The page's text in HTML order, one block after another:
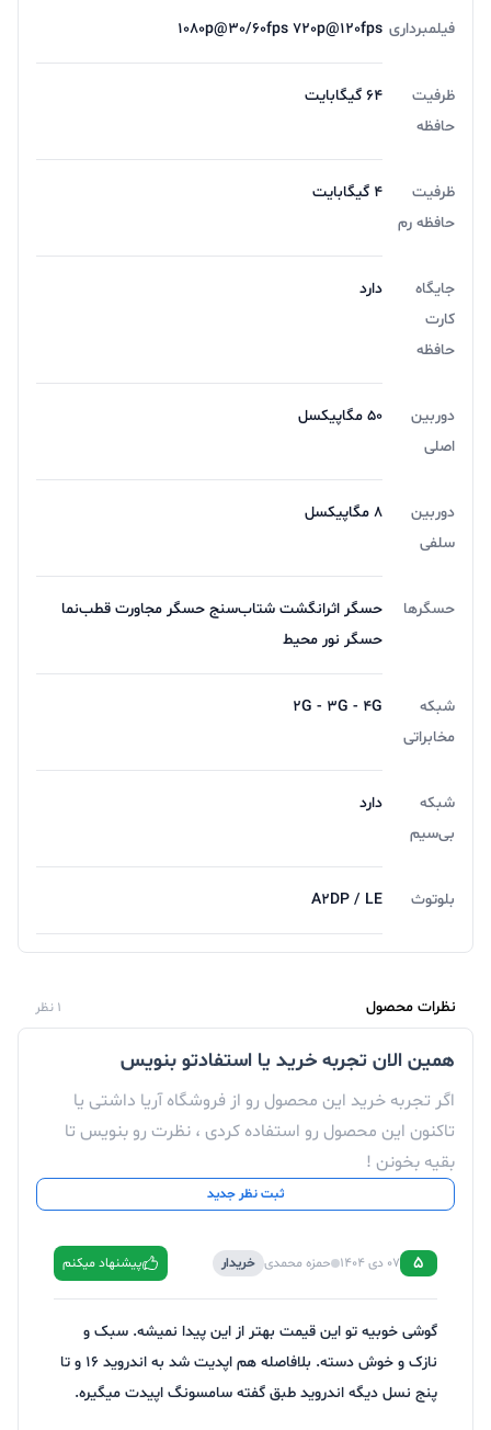
فیلمبرداری 1080p@30/60fps 720p@120fps
ظرفیت
حافظه
64 گیگابایت
ظرفیت
حافظه رم
4 گیگابایت
جایگاه
کارت
حافظه
دارد
دوربین
اصلی
۵۰ مگاپیکسل
دوربین
سلفی
8 مگاپیکسل
حسگرها
حسگر اثرانگشت شتاب‌سنج حسگر مجاورت قطب‌نما
حسگر نور محیط
شبکه
مخابراتی
2G - 3G - 4G
شبکه
بی‌سیم
دارد
بلوتوث A۲DP / LE
نظرات محصول 1 نظر
همین الان تجربه خرید یا استفادتو بنویس
اگر تجربه خرید این محصول رو از فروشگاه آریا داشتی یا
تاکنون این محصول رو استفاده کردی ، نظرت رو بنویس تا
بقیه بخونن !
ثبت نظر جدید
5 07 دی 1404 حمزه محمدی خریدار پیشنهاد میکنم
گوشی خوبیه تو این قیمت بهتر از این پیدا نمیشه. سبک و
نازک و خوش دسته. بلافاصله هم اپدیت شد به اندروید ۱۶ و تا
پنج نسل دیگه اندروید طبق گفته سامسونگ اپیدت میگیره.